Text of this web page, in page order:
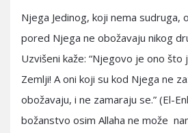
Njega Jedinog, koji nema sudruga,
pored Njega ne obožavaju nikog
Uzvišeni kaže: “Njegovo je ono što
Zemlji! A oni koji su kod Njega ne
obožavaju, i ne zamaraju se.” (El-
božanstvo osim Allaha ne može